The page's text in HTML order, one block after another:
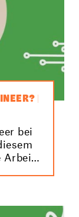
|
bei
Arbeit